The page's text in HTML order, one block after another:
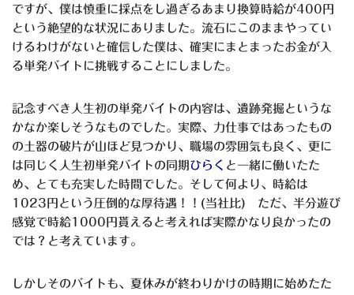
ですが、僕は慎重に採点をし過ぎるあまり換算時給が400円
という絶望的な状況にありました。流石にこのままやってい
けるわけがないと確信した僕は、確実にまとまったお金が入
る単発バイトに挑戦することにしました。
記念すべき人生初の単発バイトの内容は、遺跡発掘というな
かなか楽しそうなものでした。実際、力仕事ではあったもの
の土器の破片が山ほど見つかり、職場の雰囲気も良く、更に
は同じく人生初単発バイトの同期ひらく と一緒に働いたた
め、とても充実した時間でした。そして何より、時給は
1023円という圧倒的な厚待遇！！(当社比) ただ、半分遊び
感覚で時給1000円貰えると考えれば実際かなり良かったの
では？と考えています。
しかしそのバイトも、夏休みが終わりかけの時期に始めたた